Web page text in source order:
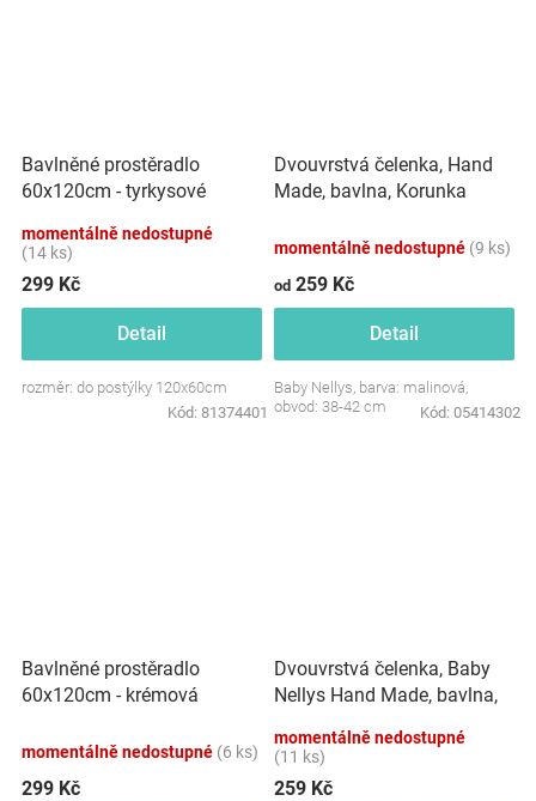
Bavlněné prostěradlo
60x120cm - tyrkysové
momentálně nedostupné
(14 ks)
299 Kč
Detail
rozměr: do postýlky 120x60cm
Kód: 81374401
Dvouvrstvá čelenka, Hand
Made, bavlna, Korunka
momentálně nedostupné (9 ks)
od 259 Kč
Detail
Baby Nellys, barva: malinová,
obvod: 38-42 cm
Kód: 05414302
Bavlněné prostěradlo
60x120cm - krémová
momentálně nedostupné (6 ks)
299 Kč
Dvouvrstvá čelenka, Baby
Nellys Hand Made, bavlna,
80/98
momentálně nedostupné
(11 ks)
259 Kč